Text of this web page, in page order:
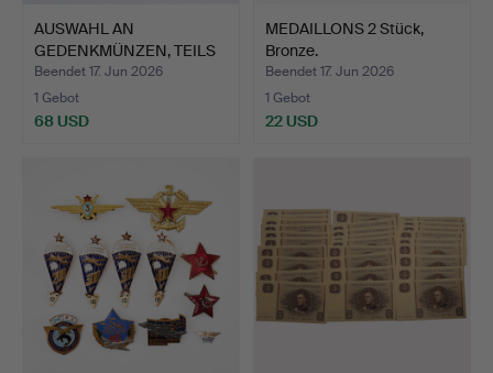
AUSWAHL AN
GEDENKMÜNZEN, TEILS
GEKAPSELT (…
Beendet 17. Jun 2026
1 Gebot
68 USD
MEDAILLONS 2 Stück,
Bronze.
Beendet 17. Jun 2026
1 Gebot
22 USD